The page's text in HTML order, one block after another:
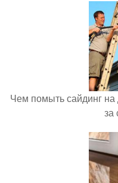
Чем помыть сайдинг
за